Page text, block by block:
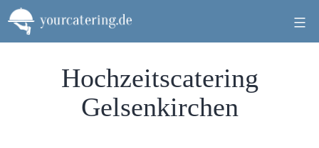
Zum
Inhalt
springen
Hochzeitscatering
Gelsenkirchen